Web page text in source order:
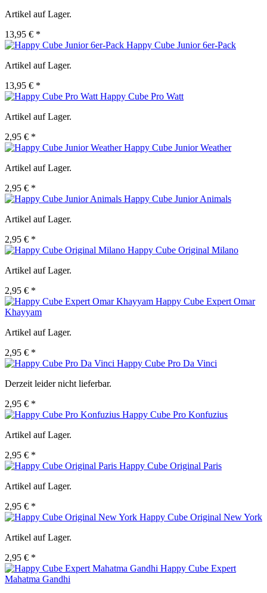
Artikel auf Lager.
13,95 € *
Happy Cube Junior 6er-Pack
Artikel auf Lager.
13,95 € *
Happy Cube Pro Watt
Artikel auf Lager.
2,95 € *
Happy Cube Junior Weather
Artikel auf Lager.
2,95 € *
Happy Cube Junior Animals
Artikel auf Lager.
2,95 € *
Happy Cube Original Milano
Artikel auf Lager.
2,95 € *
Happy Cube Expert Omar
Khayyam
Artikel auf Lager.
2,95 € *
Happy Cube Pro Da Vinci
Derzeit leider nicht lieferbar.
2,95 € *
Happy Cube Pro Konfuzius
Artikel auf Lager.
2,95 € *
Happy Cube Original Paris
Artikel auf Lager.
2,95 € *
Happy Cube Original New York
Artikel auf Lager.
2,95 € *
Happy Cube Expert
Mahatma Gandhi